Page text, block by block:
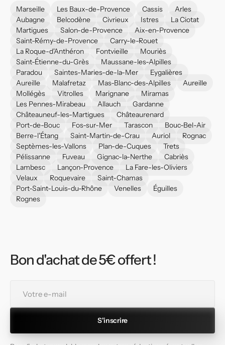
Marseille Les Baux-de-Provence Cassis
Arles
Aubagne
Belcodène Civrieux Istres
La Ciotat
Martigues
Salon-de-Provence
Aix-en-Provence
Saint-Rémy-de-Provence
Carry-le-Rouet
La Roque-d'Anthéron
Fontvieille
Mouriès
Saint-Étienne-du-Grès
Maussane-les-Alpilles
Paradou
Saintes-Maries-de-la-Mer
Eygalières
Aureille
Malafretaz Mas-Blanc-des-Alpilles
Aureille
Mollégès
Vitrolles Marignane
Miramas
Les Pennes-Mirabeau
Allauch
Gardanne
Châteauneuf-les-Martigues
Châteaurenard
Port-de-Bouc
Fos-sur-Mer Tarascon
Bouc-Bel-Air
Berre-l'Étang
Saint-Martin-de-Crau Auriol
Rognac
Septèmes-les-Vallons
Plan-de-Cuques
Trets
Pélissanne
Fuveau Gignac-la-Nerthe
Cabriès
Lambesc
Lançon-Provence
La Fare-les-Oliviers
Velaux
Roquevaire
Saint-Chamas
Port-Saint-Louis-du-Rhône
Venelles
Éguilles
Rognes
Bon d'achat de 5€ offert !
mail
S'inscrire